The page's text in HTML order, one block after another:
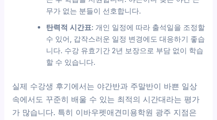
무가 없는 분들이 선호합니다.
탄력적 시간표: 개인 일정에 따라 출석일을 조정할
수 있어, 갑작스러운 일정 변경에도 대응하기 좋습
니다. 수강 유효기간 2년 보장으로 부담 없이 학습
할 수 있습니다.
실제 수강생 후기에서는 야간반과 주말반이 바쁜 일상
속에서도 꾸준히 배울 수 있는 최적의 시간대라는 평가
가 많습니다. 특히 이바우펫애견미용학원 광주 지점은